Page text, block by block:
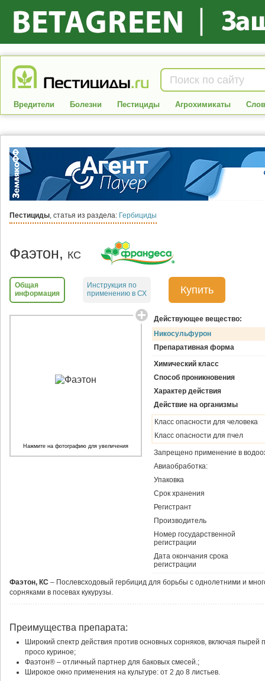
Вредители Болезни Пестициды Агрохимикаты
Пестициды, статья из раздела: Гербициды
Фаэтон, КС
Общая
информация
Инструкция по
применению в СХ
Купить
Действующее вещество:
Никосульфурон
Препаративная форма
Химический класс
Способ проникновения
Характер действия
Действие на организмы
Класс опасности для человека
Класс опасности для пчел
Запрещено применение в
Авиаобработка:
Упаковка
Срок хранения
Регистрант
Производитель
Номер государственной
регистрации
Дата окончания срока
регистрации
Нажмите на фотографию для увеличения
Фаэтон, КС – Послевсходовый гербицид для борьбы с однолетними и
сорняками в посевах кукурузы.
Преимущества препарата:
Широкий спектр действия против основных сорняков, включая пырей
просо куриное;
Фаэтон® – отличный партнер для баковых смесей.;
Широкое окно применения на культуре: от 2 до 8 листьев.